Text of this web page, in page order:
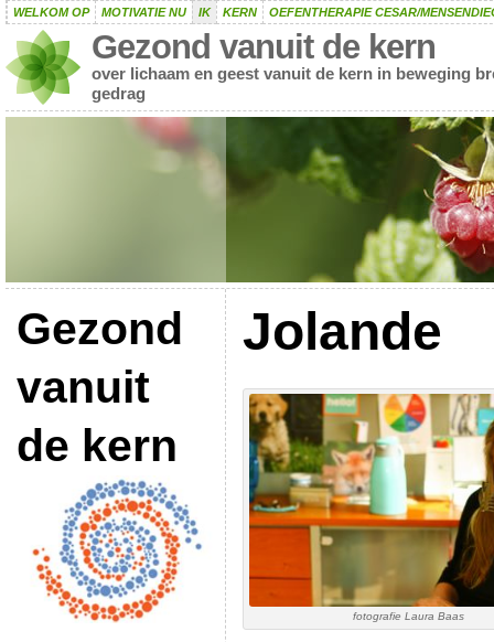
WELKOM OP MOTIVATIE NU IK KERN OEFENTHERAPIE CESAR/
Gezond vanuit de kern
over lichaam en geest vanuit de kern in beweging
gedrag
Gezond
vanuit
de kern
Jolande
fotografie Laura Baas